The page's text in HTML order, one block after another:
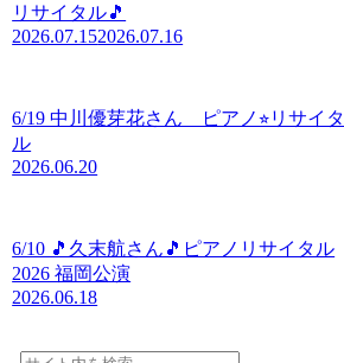
リサイタル🎵
2026.07.152026.07.16
6/19 中川優芽花さん ピアノ⭐︎リサイタ
ル
2026.06.20
6/10 🎵久末航さん🎵ピアノリサイタル
2026 福岡公演
2026.06.18